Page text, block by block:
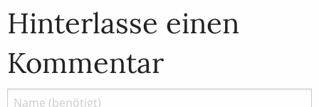
Hinterlasse einen
Kommentar